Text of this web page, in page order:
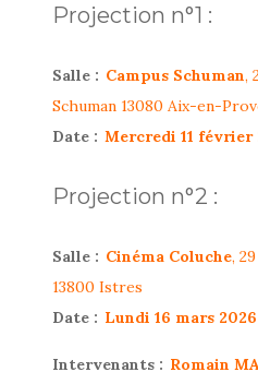
Projection n°1 :
Salle : Campus Schuman,
Schuman 13080 Aix-en-
Date : Mercredi 11 février
Projection n°2 :
Salle : Cinéma Coluche,
13800 Istres
Date : Lundi 16 mars 2026
Intervenants : Romain